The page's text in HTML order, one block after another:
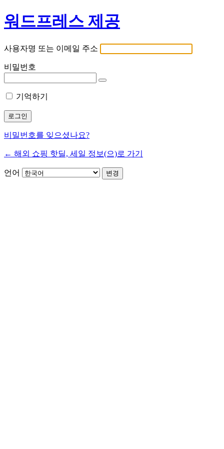
워드프레스 제공
사용자명 또는 이메일 주소
비밀번호
기억하기
비밀번호를 잊으셨나요?
← 해외 쇼핑 핫딜, 세일 정보(으)로 가기
언어